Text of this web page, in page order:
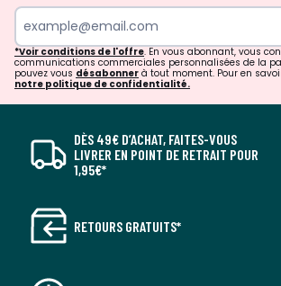
*Voir conditions de l'offre. En vous abonnant, vous
communications commerciales personnalisées de la
pouvez vous désabonner à tout moment. Pour en
notre politique de confidentialité.
DÈS 49€ D’ACHAT, FAITES-VOUS
LIVRER EN POINT DE RETRAIT POUR
1,95€*
RETOURS GRATUITS*